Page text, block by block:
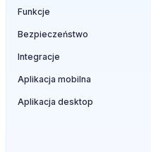
Funkcje
Bezpieczeństwo
Integracje
Aplikacja mobilna
Aplikacja desktop